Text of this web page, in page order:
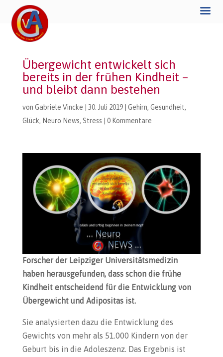
Übergewicht entwickelt sich
bereits in der frühen Kindheit –
und bleibt dann bestehen
von Gabriele Vincke 30. Juli 2019| Gehirn, Gesundheit,
Glück, Neuro News, Stress 0 Kommentare
Forscher der Leipziger Universitätsmedizin
haben herausgefunden, dass schon die frühe
Kindheit entscheidend für die Entwicklung von
Übergewicht und Adipositas ist.
Sie analysierten dazu die Entwicklung des
Gewichts von mehr als 51.000 Kindern von der
Geburt bis in die Adoleszenz. Das Ergebnis ist